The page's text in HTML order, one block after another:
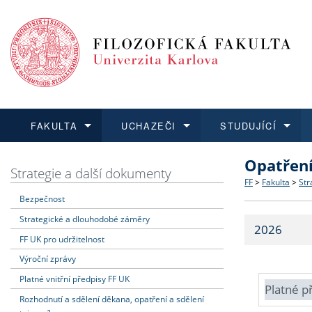
FAKULTA
Dozvědět se více
Struktura
Strategie
Fakultní
UCHAZEČI
Podat přihlášku
Co
Učitelské
STUDUJÍCÍ
Dozvědět se více
Dozvědět se více
O vědě a
Dozvědět se více
Aktuální
Strategie a další dokumenty
Bezpečnost
Strategické a dlouhodobé záměry
FF UK pro udržitelnost
Výroční zprávy
Platné vnitřní předpisy FF UK
Rozhodnutí a sdělení děkana, opatření a sdělení
FF > Fakulta >
2026
Platné